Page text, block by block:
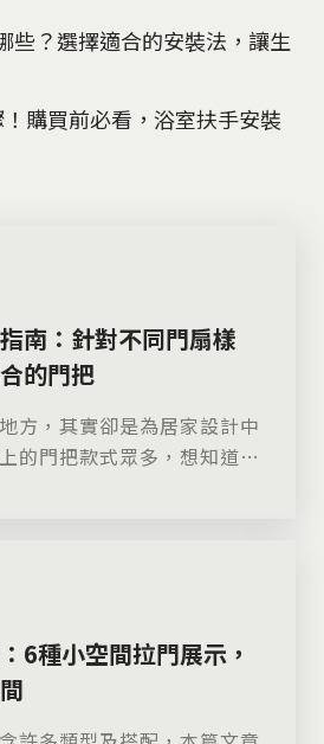
些？選擇適合的安裝法，讓生
購買前必看，浴室扶手安裝
南：針對不同門扇樣
的門把
方，其實卻是為居家設計中
的門把款式眾多，想知道門
6種小空間拉門展示，